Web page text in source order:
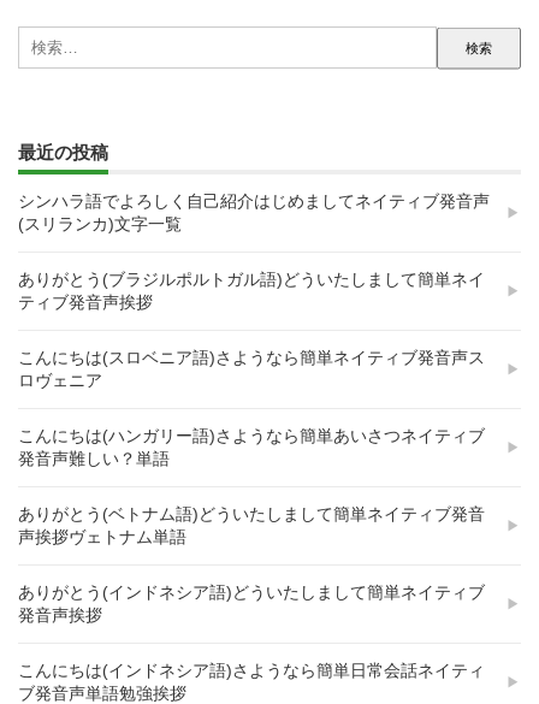
索:
最近の投稿
シンハラ語でよろしく自己紹介はじめましてネイティブ発音声
(スリランカ)文字一覧
ありがとう(ブラジルポルトガル語)どういたしまして簡単ネイ
ティブ発音声挨拶
こんにちは(スロベニア語)さようなら簡単ネイティブ発音声ス
ロヴェニア
こんにちは(ハンガリー語)さようなら簡単あいさつネイティブ
発音声難しい？単語
ありがとう(ベトナム語)どういたしまして簡単ネイティブ発音
声挨拶ヴェトナム単語
ありがとう(インドネシア語)どういたしまして簡単ネイティブ
発音声挨拶
こんにちは(インドネシア語)さようなら簡単日常会話ネイティ
ブ発音声単語勉強挨拶